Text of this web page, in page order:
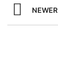
NEWER